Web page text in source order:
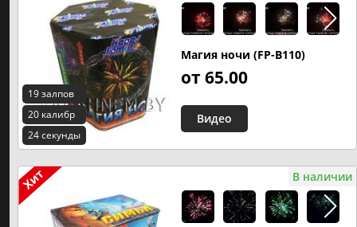
19 залпов
20 калибр
24 секунды
Магия ночи (FP-B110)
от 65.00
Видео
В наличии